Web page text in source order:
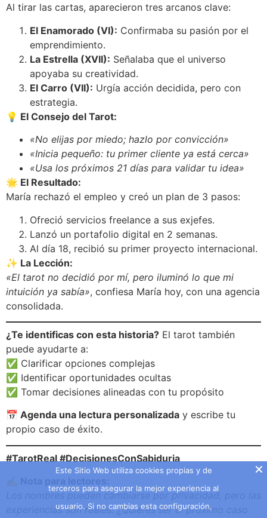
Al tirar las cartas, aparecieron tres arcanos clave:
El Enamorado (VI): Confirmaba su pasión por el
emprendimiento.
La Estrella (XVII): Señalaba que el universo
apoyaba su creatividad.
El Carro (VII): Urgía acción decidida, pero con
estrategia.
💡 El Consejo del Tarot:
«No elijas por miedo; hazlo por convicción»
«Inicia pequeño: tu primer cliente ya está cerca»
«Usa los próximos 21 días para validar tu idea»
🌟 El Resultado:
María rechazó el empleo y creó un plan de 3 pasos:
Ofreció servicios freelance a sus exjefes.
Lanzó un portafolio digital en 2 semanas.
Al día 18, recibió su primer proyecto internacional.
✨ La Lección:
«El tarot no decidió por mí, pero iluminó lo que mi
intuición ya sabía», confiesa María hoy, con una agencia
consolidada.
¿Te identificas con esta historia? El tarot también
puede ayudarte a:
✅ Clarificar opciones complejas
✅ Identificar oportunidades ocultas
✅ Tomar decisiones alineadas con tu propósito
📅 Agenda una lectura personalizada y escribe tu
propio caso de éxito.
#TarotReal #DecisionesConSabiduria
✍️ Nota para lectores:
Los nombres pueden cambiarse por privacidad, pero las
experiencias son reales. ¿Quieres ser el próximo caso
Este Sitio Web utiliza cookies propias y de
terceros para asegurar la mejor experiencia al
usuario. Si no cambias esta configuración,